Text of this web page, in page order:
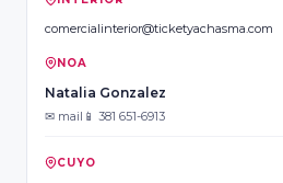
comercialinterior@ticketyachasma.com
NOA
Natalia Gonzalez
✉ mail 📱 381 651-6913
CUYO